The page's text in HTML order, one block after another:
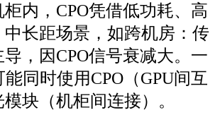
内，CPO凭借低功耗、高
长距场景，如跨机房：传
，因CPO信号衰减大。一
同时使用CPO（GPU间互
块（机柜间连接）。